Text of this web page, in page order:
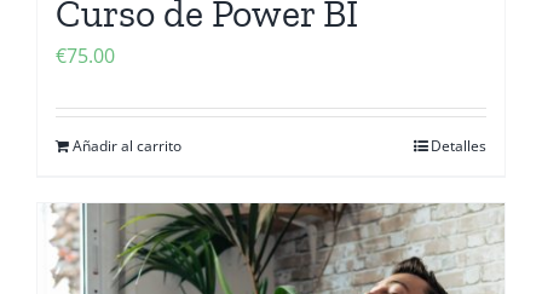
Curso de Power BI
€75.00
Añadir al carrito Detalles